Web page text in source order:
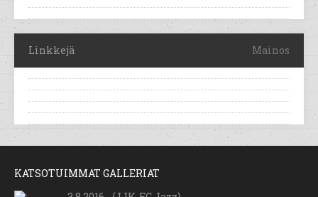
Linkkejä Mainos
KATSOTUIMMAT GALLERIAT